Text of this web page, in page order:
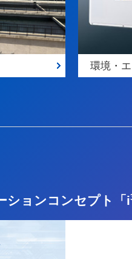
環境・エ
ションコンセプト「i